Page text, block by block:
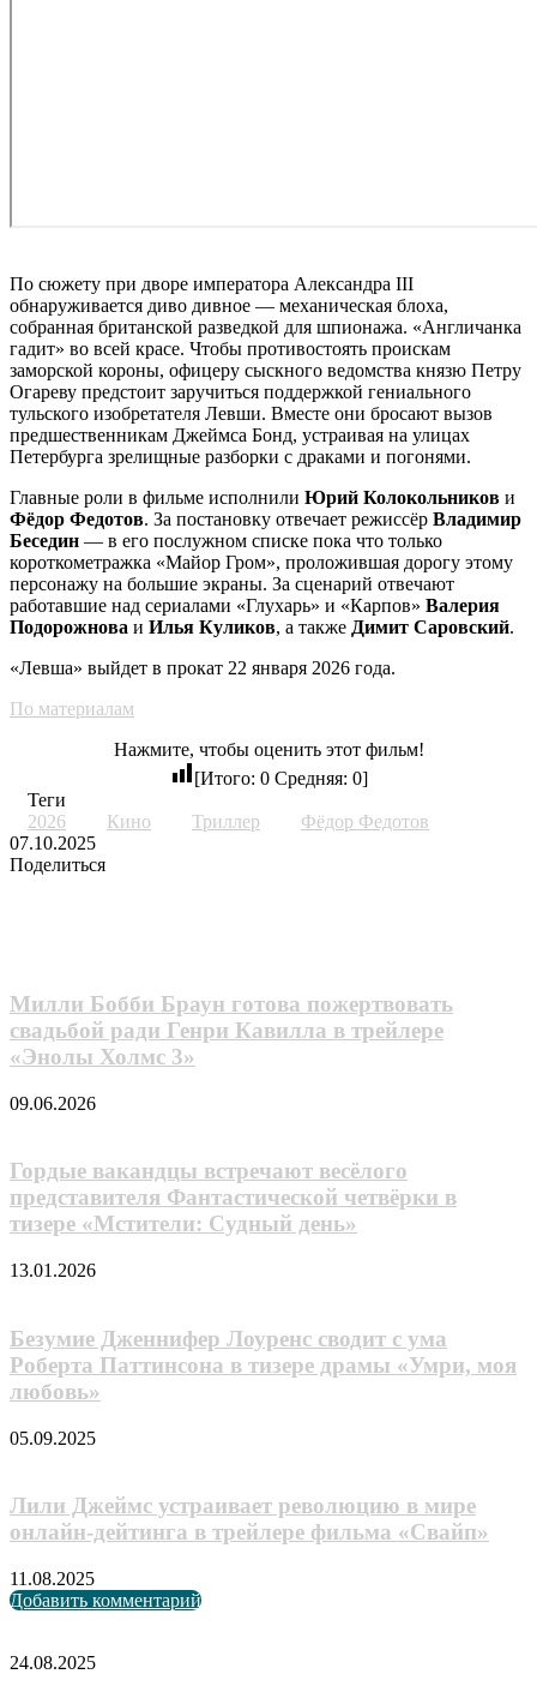
По сюжету при дворе императора Александра III
обнаруживается диво дивное — механическая блоха,
собранная британской разведкой для шпионажа. «Англичанка
гадит» во всей красе. Чтобы противостоять проискам
заморской короны, офицеру сыскного ведомства князю Петру
Огареву предстоит заручиться поддержкой гениального
тульского изобретателя Левши. Вместе они бросают вызов
предшественникам Джеймса Бонд, устраивая на улицах
Петербурга зрелищные разборки с драками и погонями.
Главные роли в фильме исполнили Юрий Колокольников и
Фёдор Федотов. За постановку отвечает режиссёр Владимир
Беседин — в его послужном списке пока что только
короткометражка «Майор Гром», проложившая дорогу этому
персонажу на большие экраны. За сценарий отвечают
работавшие над сериалами «Глухарь» и «Карпов» Валерия
Подорожнова и Илья Куликов, а также Димит Саровский.
«Левша» выйдет в прокат 22 января 2026 года.
По материалам
Нажмите, чтобы оценить этот фильм!
[Итого: 0Средняя: 0]
Теги
2026
Кино Триллер
Фёдор Федотов
07.10.2025
Поделиться
Милли Бобби Браун готова пожертвовать
свадьбой ради Генри Кавилла в трейлере
«Энолы Холмс 3»
09.06.2026
Гордые вакандцы встречают весёлого
представителя Фантастической четвёрки в
тизере «Мстители: Судный день»
13.01.2026
Безумие Дженнифер Лоуренс сводит с ума
Роберта Паттинсона в тизере драмы «Умри, моя
любовь»
05.09.2025
Лили Джеймс устраивает революцию в мире
онлайн-дейтинга в трейлере фильма «Свайп»
11.08.2025
Добавить комментарий
Объявлена
24.08.2025